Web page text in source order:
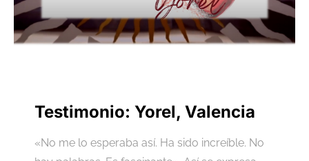
Testimonio: Yorel, Valencia
«No me lo esperaba así. Ha sido increíble. No